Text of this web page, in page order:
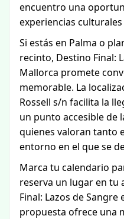
encuentro una
experiencias
Si estás en Palma o
recinto, Destino Final:
Mallorca promete
memorable. La
Rossell s/n facilita la
un punto accesible de
quienes valoran tanto
entorno en el que se
Marca tu calendario
reserva un lugar en tu
Final: Lazos de Sangre
propuesta ofrece una